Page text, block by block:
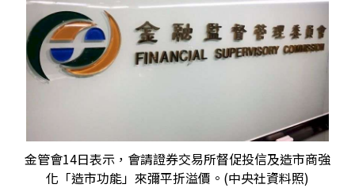
金管會14日表示，會請證券交易所督促投信及造市商強
化「造市功能」來彌平折溢價。(中央社資料照)